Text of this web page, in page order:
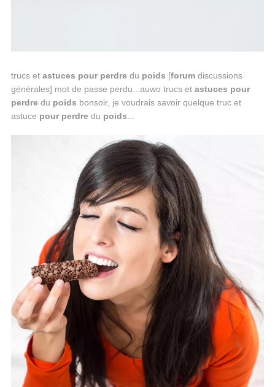
trucs et astuces pour perdredu poids [forumdiscussions
générales] mot de passe perdu...auwo trucs et astuces pour
perdredu poids bonsoir, je voudrais savoir quelque truc et
astuce pour perdredu poids